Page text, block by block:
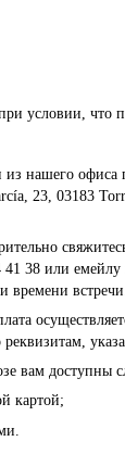
условии, что
из нашего офиса
23, 03183
41 38 или емейлу
времени встречи.
реквизитам,
вам доступны
картой;